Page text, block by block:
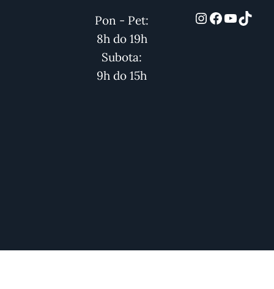
Pon - Pet:
8h do 19h
Subota:
9h do 15h
Facebook